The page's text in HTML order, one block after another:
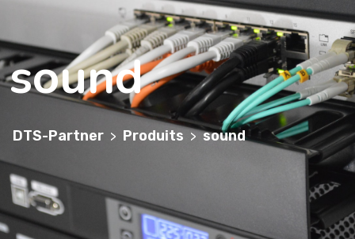
sound
DTS-Partner > Produits > sound